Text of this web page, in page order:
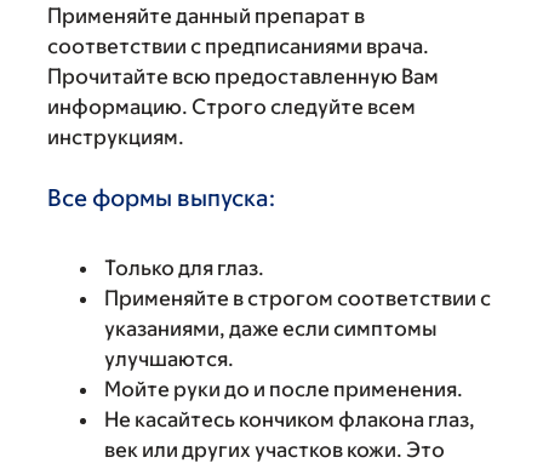
Применяйте данный препарат в
соответствии с предписаниями врача.
Прочитайте всю предоставленную Вам
информацию. Строго следуйте всем
инструкциям.
Все формы выпуска:
Только для глаз.
Применяйте в строгом соответствии с
указаниями, даже если симптомы
улучшаются.
Мойте руки до и после применения.
Не касайтесь кончиком флакона глаз,
век или других участков кожи. Это